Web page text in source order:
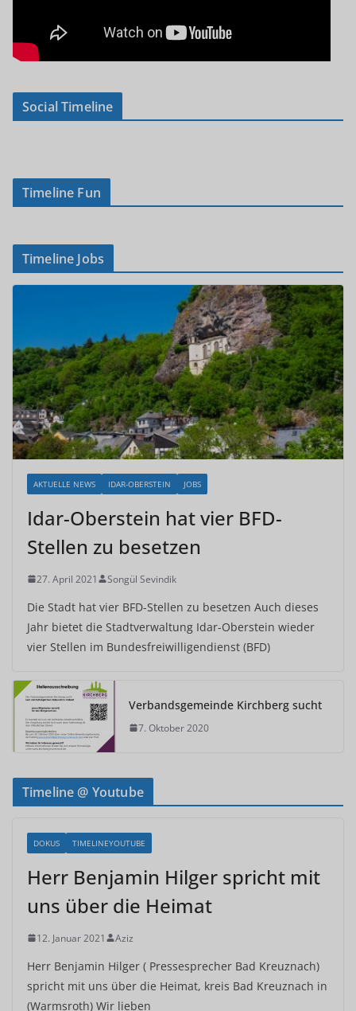
Social Timeline
Timeline Fun
Timeline Jobs
AKTUELLE NEWS IDAR-OBERSTEIN JOBS
Idar-Oberstein hat vier BFD-
Stellen zu besetzen
27. April 2021 Songül Sevindik
Die Stadt hat vier BFD-Stellen zu besetzen Auch dieses
Jahr bietet die Stadtverwaltung Idar-Oberstein wieder
vier Stellen im Bundesfreiwilligendienst (BFD)
Verbandsgemeinde Kirchberg sucht
7. Oktober 2020
Timeline @ Youtube
DOKUS TIMELINEYOUTUBE
Herr Benjamin Hilger spricht mit
uns über die Heimat
12. Januar 2021 Aziz
Herr Benjamin Hilger ( Pressesprecher Bad Kreuznach)
spricht mit uns über die Heimat, kreis Bad Kreuznach in
(Warmsroth) Wir lieben